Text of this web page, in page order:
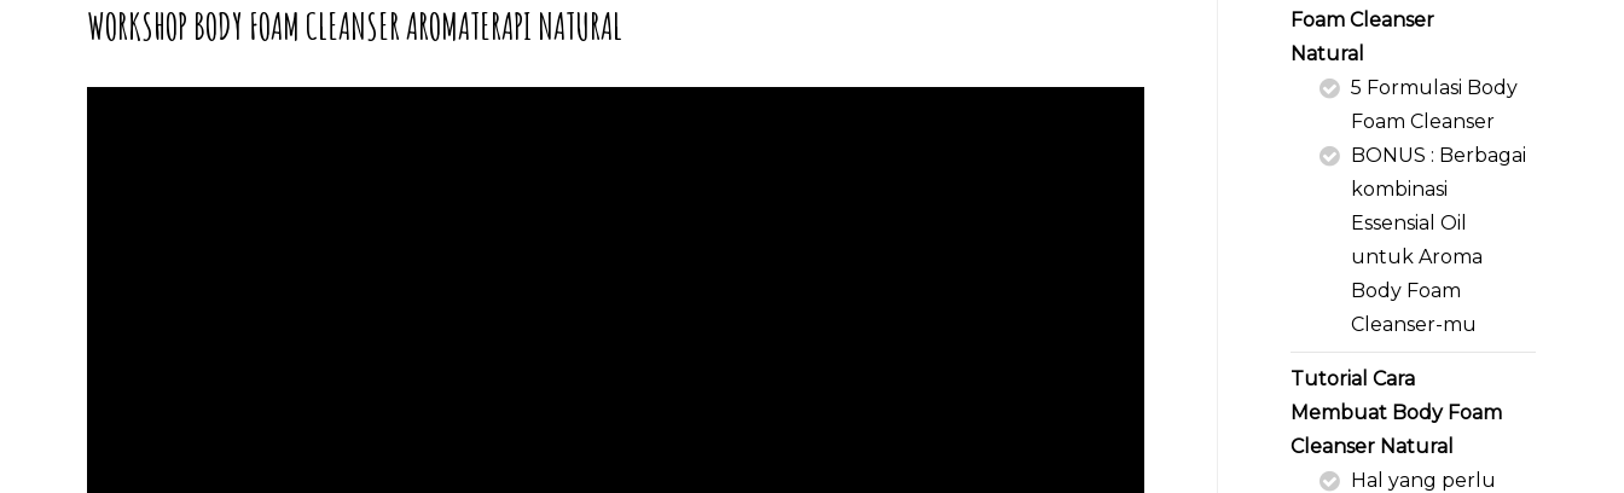
WORKSHOP BODY FOAM CLEANSER AROMATERAPI NATURAL
Foam Cleanser
Natural
5 Formulasi Body
Foam Cleanser
BONUS : Berbagai
kombinasi
Essensial Oil
untuk Aroma
Body Foam
Cleanser-mu
Tutorial Cara
Membuat Body Foam
Cleanser Natural
Hal yang perlu